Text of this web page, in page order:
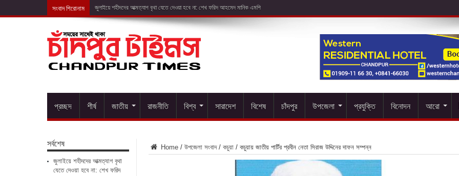
সংবাদ শিরোনাম চাঁদপুর সদরে ম
প্রচ্ছদ শীর্ষ জাতীয় রাজনীতি বিশ্ব সারাদেশ বিশেষ চাঁদপুর উপজেলা প্রযুক্তি বিনোদন আরো
Home / উপজেলা সংবাদ / কচুয়া / কচুয়ায় জাতীয় পার্টির প্রবীন নেতা সিরাজ উদ্দিনের দাফন সম্পন্ন
সর্বশেষ
জুলাইয়ে শহীদদের আত্মত্যাগ বৃথা
যেতে দেওয়া হবে না: শেখ ফরিদ